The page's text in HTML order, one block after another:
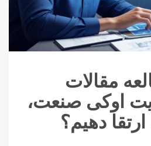
مقالات
اوکی صنعت،
دهیم؟